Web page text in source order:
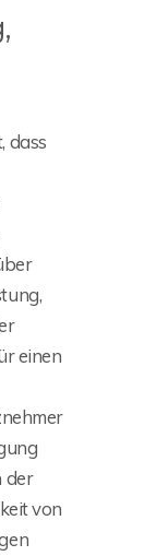
dass
einen
der
von